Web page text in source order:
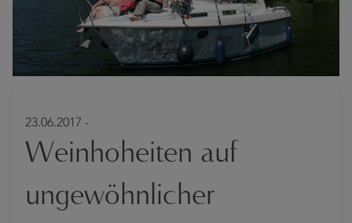
23.06.2017 -
Weinhoheiten auf
ungewöhnlicher